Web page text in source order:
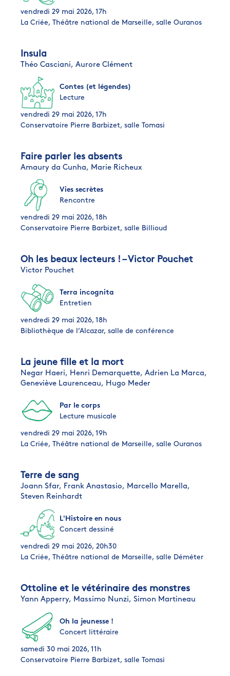
vendredi 29 mai 2026, 17h
La Criée, Théâtre national de Marseille, salle Ouranos
Insula
Théo Casciani, Aurore Clément
Contes (et légendes)
Lecture
vendredi 29 mai 2026, 17h
Conservatoire Pierre Barbizet, salle Tomasi
Faire parler les absents
Amaury da Cunha, Marie Richeux
Vies secrètes
Rencontre
vendredi 29 mai 2026, 18h
Conservatoire Pierre Barbizet, salle Billioud
Oh les beaux lecteurs ! – Victor Pouchet
Victor Pouchet
Terra incognita
Entretien
vendredi 29 mai 2026, 18h
Bibliothèque de l’Alcazar, salle de conférence
La jeune fille et la mort
Negar Haeri, Henri Demarquette, Adrien La Marca,
Geneviève Laurenceau, Hugo Meder
Par le corps
Lecture musicale
vendredi 29 mai 2026, 19h
La Criée, Théâtre national de Marseille, salle Ouranos
Terre de sang
Joann Sfar, Frank Anastasio, Marcello Marella,
Steven Reinhardt
L'Histoire en nous
Concert dessiné
vendredi 29 mai 2026, 20h30
La Criée, Théâtre national de Marseille, salle Déméter
Ottoline et le vétérinaire des monstres
Yann Apperry, Massimo Nunzi, Simon Martineau
Oh la jeunesse !
Concert littéraire
samedi 30 mai 2026, 11h
Conservatoire Pierre Barbizet, salle Tomasi